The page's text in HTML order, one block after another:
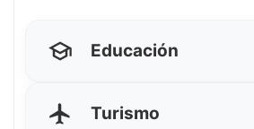
Educación
Turismo